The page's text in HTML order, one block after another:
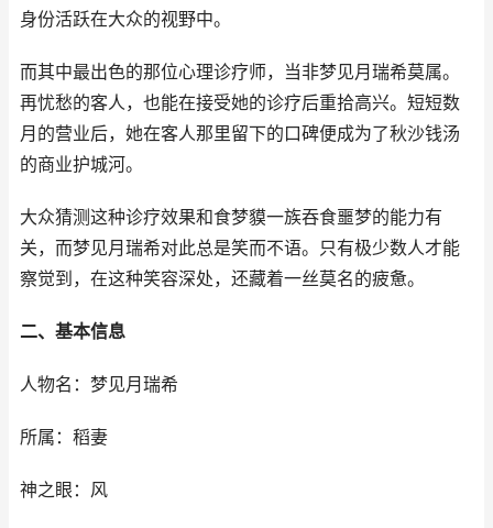
身份活跃在大众的视野中。
而其中最出色的那位心理诊疗师，当非梦见月瑞希莫属。
再忧愁的客人，也能在接受她的诊疗后重拾高兴。短短数
月的营业后，她在客人那里留下的口碑便成为了秋沙钱汤
的商业护城河。
大众猜测这种诊疗效果和食梦貘一族吞食噩梦的能力有
关，而梦见月瑞希对此总是笑而不语。只有极少数人才能
察觉到，在这种笑容深处，还藏着一丝莫名的疲惫。
二、基本信息
人物名：梦见月瑞希
所属：稻妻
神之眼：风